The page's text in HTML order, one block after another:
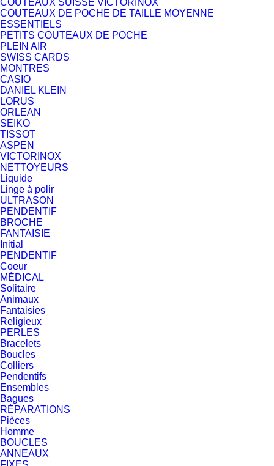
COUTEAUX SUISSE VICTORINOX
COUTEAUX DE POCHE DE TAILLE MOYENNE
ESSENTIELS
PETITS COUTEAUX DE POCHE
PLEIN AIR
SWISS CARDS
MONTRES
CASIO
DANIEL KLEIN
LORUS
ORLEAN
SEIKO
TISSOT
ASPEN
VICTORINOX
NETTOYEURS
Liquide
Linge à polir
ULTRASON
PENDENTIF
BROCHE
FANTAISIE
Initial
PENDENTIF
Coeur
MÉDICAL
Solitaire
Animaux
Fantaisies
Religieux
PERLES
Bracelets
Boucles
Colliers
Pendentifs
Ensembles
Bagues
RÉPARATIONS
Pièces
Homme
BOUCLES
ANNEAUX